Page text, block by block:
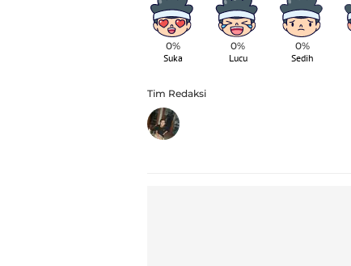
0%
Suka
0%
Lucu
0%
Sedih
Tim Redaksi